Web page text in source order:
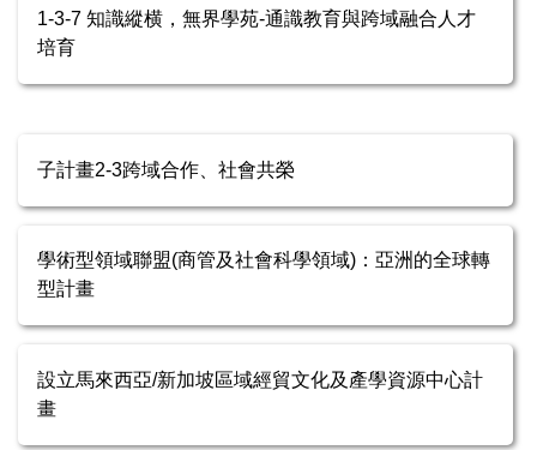
1-3-7 知識縱横，無界學苑-通識教育與跨域融合人才
培育
子計畫2-3跨域合作、社會共榮
學術型領域聯盟(商管及社會科學領域)：亞洲的全球轉
型計畫
設立馬來西亞/新加坡區域經貿文化及產學資源中心計
畫